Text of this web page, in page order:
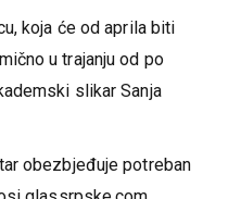
koja će od aprila biti
u trajanju od po
slikar Sanja
obezbjeđuje potreban